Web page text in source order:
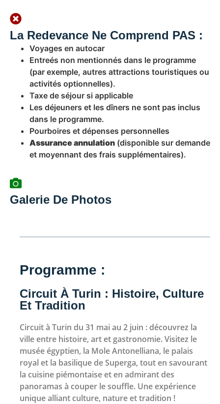
La Redevance Ne Comprend PAS :
Voyages en autocar
Entreés non mentionnés dans le programme
(par exemple, autres attractions touristiques ou
activités optionnelles).
Taxe de séjour si applicable
Les déjeuners et les dîners ne sont pas inclus
dans le programme.
Pourboires et dépenses personnelles
Assurance annulation (disponible sur demande
et moyennant des frais supplémentaires).
Galerie De Photos
Programme :
Circuit À Turin : Histoire, Culture
Et Tradition
Circuit à Turin du 31 mai au 2 juin : découvrez la
ville entre histoire, art et gastronomie. Visitez le
musée égyptien, la Mole Antonelliana, le palais
royal et la basilique de Superga, tout en savourant
la cuisine piémontaise et en admirant des
panoramas à couper le souffle. Une expérience
unique alliant culture, nature et tradition !